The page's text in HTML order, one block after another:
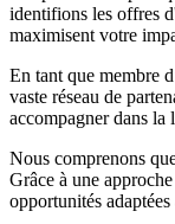
identifions les offres
maximisent votre
En tant que membre
vaste réseau de
accompagner dans
Nous comprenons
Grâce à une
opportunités